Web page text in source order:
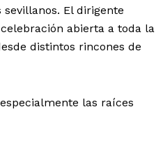
El dirigente
abierta a toda la
distintos rincones de
las raíces